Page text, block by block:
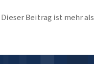
Dieser Beitrag ist mehr als